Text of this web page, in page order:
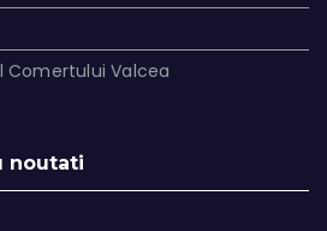
Comertului Valcea
noutati